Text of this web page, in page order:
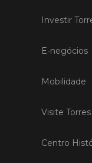
Investir
E-negócios
Mobilidade
Visite
Centro